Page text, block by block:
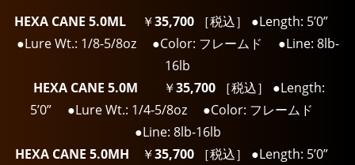
HEXA CANE 5.0ML ￥35,700 ［税込］ ●Length: 5’0”
●Lure Wt.: 1/8-5/8oz ●Color: フレームド ●Line: 8lb-
16lb
HEXA CANE 5.0M ￥35,700 ［税込］ ●Length:
5’0” ●Lure Wt.: 1/4-5/8oz ●Color: フレームド
●Line: 8lb-16lb
HEXA CANE 5.0MH ￥35,700［税込］ ●Length: 5’0”